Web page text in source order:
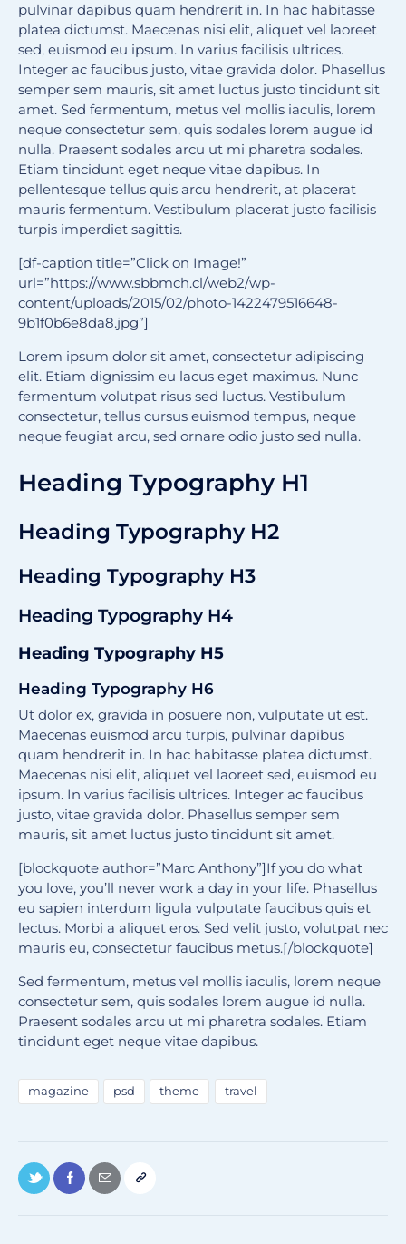
pulvinar dapibus quam hendrerit in. In hac habitasse
platea dictumst. Maecenas nisi elit, aliquet vel laoreet
sed, euismod eu ipsum. In varius facilisis ultrices.
Integer ac faucibus justo, vitae gravida dolor. Phasellus
semper sem mauris, sit amet luctus justo tincidunt sit
amet. Sed fermentum, metus vel mollis iaculis, lorem
neque consectetur sem, quis sodales lorem augue id
nulla. Praesent sodales arcu ut mi pharetra sodales.
Etiam tincidunt eget neque vitae dapibus. In
pellentesque tellus quis arcu hendrerit, at placerat
mauris fermentum. Vestibulum placerat justo facilisis
turpis imperdiet sagittis.
[df-caption title=”Click on Image!”
url=”https://www.sbbmch.cl/web2/wp-
content/uploads/2015/02/photo-1422479516648-
9b1f0b6e8da8.jpg”]
Lorem ipsum dolor sit amet, consectetur adipiscing
elit. Etiam dignissim eu lacus eget maximus. Nunc
fermentum volutpat risus sed luctus. Vestibulum
consectetur, tellus cursus euismod tempus, neque
neque feugiat arcu, sed ornare odio justo sed nulla.
Heading Typography H1
Heading Typography H2
Heading Typography H3
Heading Typography H4
Heading Typography H5
Heading Typography H6
Ut dolor ex, gravida in posuere non, vulputate ut est.
Maecenas euismod arcu turpis, pulvinar dapibus
quam hendrerit in. In hac habitasse platea dictumst.
Maecenas nisi elit, aliquet vel laoreet sed, euismod eu
ipsum. In varius facilisis ultrices. Integer ac faucibus
justo, vitae gravida dolor. Phasellus semper sem
mauris, sit amet luctus justo tincidunt sit amet.
[blockquote author=”Marc Anthony”]If you do what
you love, you’ll never work a day in your life. Phasellus
eu sapien interdum ligula vulputate faucibus quis et
lectus. Morbi a aliquet eros. Sed velit justo, volutpat nec
mauris eu, consectetur faucibus metus.[/blockquote]
Sed fermentum, metus vel mollis iaculis, lorem neque
consectetur sem, quis sodales lorem augue id nulla.
Praesent sodales arcu ut mi pharetra sodales. Etiam
tincidunt eget neque vitae dapibus.
magazine psd theme travel